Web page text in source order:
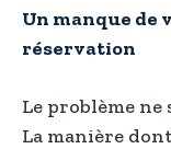
Un manque de
réservation
Le problème ne
La manière